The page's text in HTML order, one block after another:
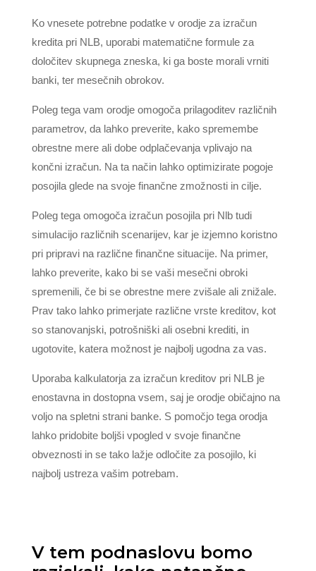
Ko vnesete potrebne podatke v orodje za izračun
kredita pri NLB, uporabi matematične formule za
določitev skupnega zneska, ki ga boste morali vrniti
banki, ter mesečnih obrokov.
Poleg tega vam orodje omogoča prilagoditev različnih
parametrov, da lahko preverite, kako spremembe
obrestne mere ali dobe odplačevanja vplivajo na
končni izračun. Na ta način lahko optimizirate pogoje
posojila glede na svoje finančne zmožnosti in cilje.
Poleg tega omogoča izračun posojila pri Nlb tudi
simulacijo različnih scenarijev, kar je izjemno koristno
pri pripravi na različne finančne situacije. Na primer,
lahko preverite, kako bi se vaši mesečni obroki
spremenili, če bi se obrestne mere zvišale ali znižale.
Prav tako lahko primerjate različne vrste kreditov, kot
so stanovanjski, potrošniški ali osebni krediti, in
ugotovite, katera možnost je najbolj ugodna za vas.
Uporaba kalkulatorja za izračun kreditov pri NLB je
enostavna in dostopna vsem, saj je orodje običajno na
voljo na spletni strani banke. S pomočjo tega orodja
lahko pridobite boljši vpogled v svoje finančne
obveznosti in se tako lažje odločite za posojilo, ki
najbolj ustreza vašim potrebam.
V tem podnaslovu bomo